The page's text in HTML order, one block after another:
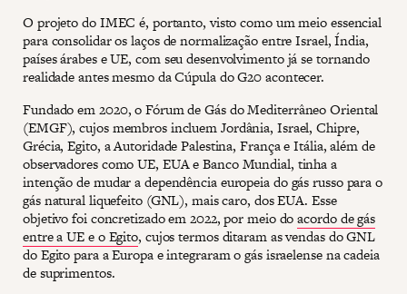
O projeto do IMEC é, portanto, visto como um meio essencial
para consolidar os laços de normalização entre Israel, Índia,
países árabes e UE, com seu desenvolvimento já se tornando
realidade antes mesmo da Cúpula do G20 acontecer.
Fundado em 2020, o Fórum de Gás do Mediterrâneo Oriental
(EMGF), cujos membros incluem Jordânia, Israel, Chipre,
Grécia, Egito, a Autoridade Palestina, França e Itália, além de
observadores como UE, EUA e Banco Mundial, tinha a
intenção de mudar a dependência europeia do gás russo para o
gás natural liquefeito (GNL), mais caro, dos EUA. Esse
objetivo foi concretizado em 2022, por meio doacordo de gás
entre a UE e o Egito, cujos termos ditaram as vendas do GNL
do Egito para a Europa e integraram o gás israelense na cadeia
de suprimentos.